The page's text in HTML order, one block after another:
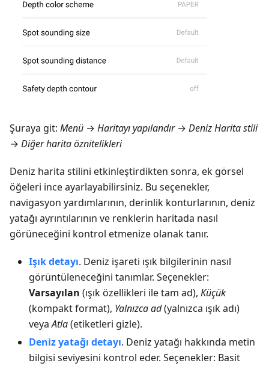
Şuraya git: Menü → Haritayı yapılandır→ Deniz Harita stili
→ Diğer harita öznitelikleri
Deniz harita stilini etkinleştirdikten sonra, ek görsel
öğeleri ince ayarlayabilirsiniz. Bu seçenekler,
navigasyon yardımlarının, derinlik konturlarının, deniz
yatağı ayrıntılarının ve renklerin haritada nasıl
görüneceğini kontrol etmenize olanak tanır.
Işık detayı. Deniz işareti ışık bilgilerinin nasıl
görüntüleneceğini tanımlar. Seçenekler:
Varsayılan (ışık özellikleri ile tam ad), Küçük
(kompakt format), Yalnızca ad(yalnızca ışık adı)
veyaAtla(etiketleri gizle).
Deniz yatağı detayı. Deniz yatağı hakkında metin
bilgisi seviyesini kontrol eder. Seçenekler: Basit